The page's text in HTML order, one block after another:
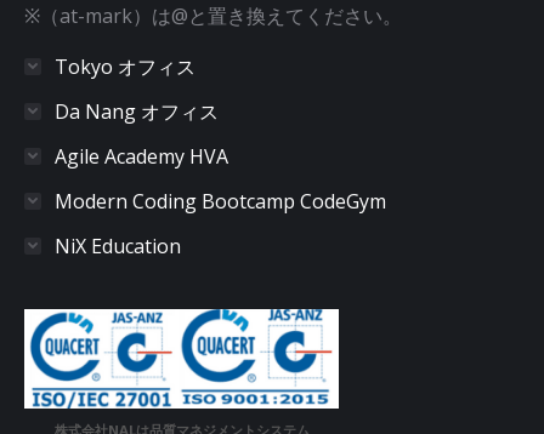
※（at-mark）は@と置き換えてください。
Tokyo オフィス
Da Nang オフィス
Agile Academy HVA
Modern Coding Bootcamp CodeGym
NiX Education
株式会社NALは品質マネジメントシステム